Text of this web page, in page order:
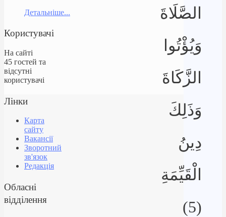
الصَّلَاةَ
وَيُؤْتُوا
الزَّكَاةَ
وَذَلِكَ
دِينُ
الْقَيِّمَةِ
(5)
Детальніше...
Користувачі
На сайті
45 гостей та
відсутні
користувачі
Лінки
Карта
сайту
Вакансії
Зворотний
зв'язок
Редакція
Обласні
відділення